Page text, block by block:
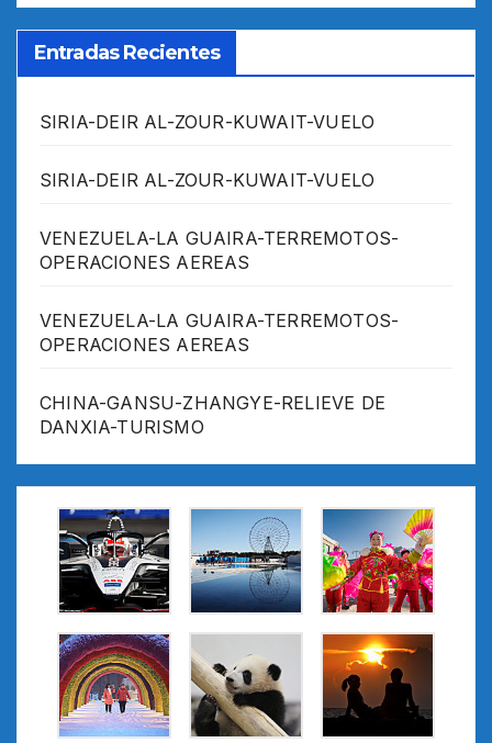
Entradas Recientes
SIRIA-DEIR AL-ZOUR-KUWAIT-VUELO
SIRIA-DEIR AL-ZOUR-KUWAIT-VUELO
VENEZUELA-LA GUAIRA-TERREMOTOS-
OPERACIONES AEREAS
VENEZUELA-LA GUAIRA-TERREMOTOS-
OPERACIONES AEREAS
CHINA-GANSU-ZHANGYE-RELIEVE DE
DANXIA-TURISMO